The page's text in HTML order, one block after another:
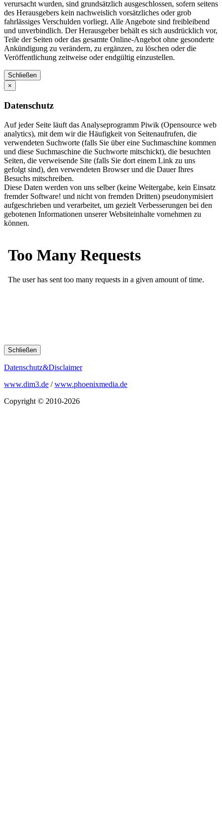
verursacht wurden, sind grundsätzlich ausgeschlossen, sofern seitens
des Herausgebers kein nachweislich vorsätzliches oder grob
fahrlässiges Verschulden vorliegt. Alle Angebote sind freibleibend
und unverbindlich. Der Herausgeber behält es sich ausdrücklich vor,
Teile der Seiten oder das gesamte Online-Angebot ohne gesonderte
Ankündigung zu verändern, zu ergänzen, zu löschen oder die
Veröffentlichung zeitweise oder endgültig einzustellen.
Schließen
×
Datenschutz
Auf jeder Seite läuft das Analyseprogramm Piwik (Opensource web
analytics), mit dem wir die Häufigkeit von Seitenaufrufen, die
verwendeten Suchworte (falls Sie über eine Suchmaschine kommen
und diese Suchmaschine die Suchworte mitschickt), die besuchten
Seiten, die verweisende Site (falls Sie dort einem Link zu uns
gefolgt sind), den verwendeten Browser und die Dauer Ihres
Besuchs mitschreiben.
Diese Daten werden von uns selber (keine Weitergabe, kein Einsatz
fremder Software! und nicht von fremden Dritten) pseudonymisiert
aufgeschrieben und verarbeitet, um gezielt Verbesserungen bei den
gebotenen Informationen unserer Websiteinhalte vornehmen zu
können.
Schließen
Datenschutz&Disclaimer
www.dim3.de /www.phoenixmedia.de
Copyright © 2010-2026